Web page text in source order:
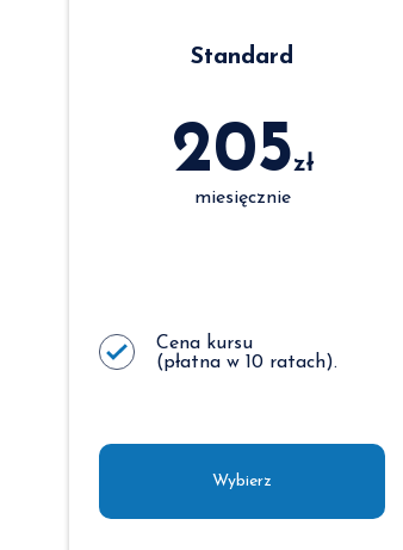
Standard
205zł
miesięcznie
Cena kursu
(płatna w 10 ratach).
Wybierz